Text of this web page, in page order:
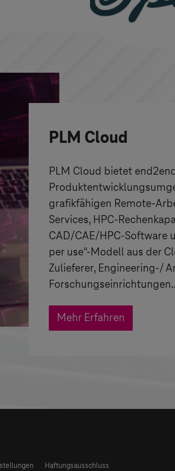
PLM Cloud
PLM Cloud bietet
grafikfähigen Remote-
Services, HPC-
CAD/CAE/HPC-Software
per use"-Modell aus der
Zulieferer, Engineering-/
Mehr Erfahren
Haftungsausschluss